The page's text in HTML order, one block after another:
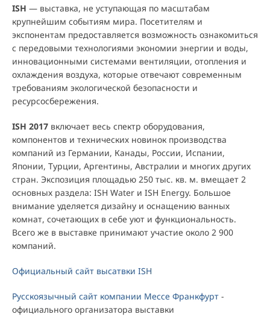
ISH — выставка, не уступающая по масштабам
крупнейшим событиям мира. Посетителям и
экспонентам предоставляется возможность ознакомиться
с передовыми технологиями экономии энергии и воды,
инновационными системами вентиляции, отопления и
охлаждения воздуха, которые отвечают современным
требованиям экологической безопасности и
ресурсосбережения.
ISH 2017 включает весь спектр оборудования,
компонентов и технических новинок производства
компаний из Германии, Канады, России, Испании,
Японии, Турции, Аргентины, Австралии и многих других
стран. Экспозиция площадью 250 тыс. кв. м. вмещает 2
основных раздела: ISH Water и ISH Energy. Большое
внимание уделяется дизайну и оснащению ванных
комнат, сочетающих в себе уют и функциональность.
Всего же в выставке принимают участие около 2 900
компаний.
Официальный сайт высатвки ISH
Русскоязычный сайт компании Мессе Франкфурт -
официального организатора выставки